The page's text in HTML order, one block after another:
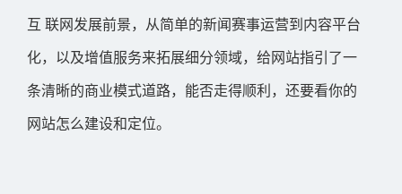
互 联网发展前景，从简单的新闻赛事运营到内容平台
化，以及增值服务来拓展细分领域，给网站指引了一
条清晰的商业模式道路，能否走得顺利，还要看你的
网站怎么建设和定位。